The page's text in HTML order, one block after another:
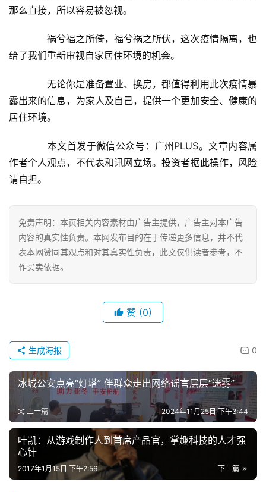
那么直接，所以容易被忽视。
祸兮福之所倚，福兮祸之所伏，这次疫情隔离，也
给了我们重新审视自家居住环境的机会。
无论你是准备置业、换房，都值得利用此次疫情暴
露出来的信息，为家人及自己，提供一个更加安全、健康的
居住环境。
本文首发于微信公众号：广州PLUS。文章内容属
作者个人观点，不代表和讯网立场。投资者据此操作，风险
请自担。
免责声明：本页相关内容素材由广告主提供，广告主对本广告
内容的真实性负责。本网发布目的在于传递更多信息，并不代
表本网赞同其观点和对其真实性负责，此文仅供读者参考，不
作买卖依据。
赞 (0)
0
生成海报
冰城公安点亮“灯塔” 伴群众走出网络谣言层层“迷雾”
上一篇 2024年11月25日 下午3:44
叶凯：从游戏制作人到首席产品官，掌趣科技的人才强
心针
下一篇
2017年1月15日 下午2:56